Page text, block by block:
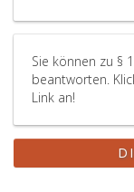
Sie können zu §
beantworten.
Link an!